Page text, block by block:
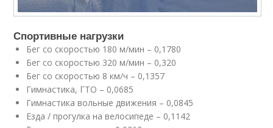
Спортивные нагрузки
Бег со скоростью 180 м/мин – 0,1780
Бег со скоростью 320 м/мин – 0,320
Бег со скоростью 8 км/ч – 0,1357
Гимнастика, ГТО – 0,0685
Гимнастика вольные движения – 0,0845
Езда / прогулка на велосипеде – 0,1142